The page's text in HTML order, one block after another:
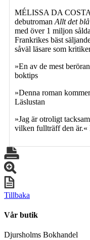
MÉLISSA DA
debutroman Allt det
med över 1 miljon
Frankrikes bäst
såväl läsare som
»En av de mest
boktips
»Denna roman
Läslustan
»Jag är otroligt
vilken fullträff den är.«
Tillbaka
Vår butik
Djursholms Bokhandel